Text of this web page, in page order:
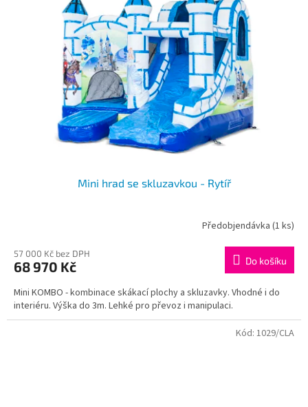
Mini hrad se skluzavkou - Rytíř
Předobjendávka (1 ks)
57 000 Kč bez DPH
68 970 Kč Do košíku
Mini KOMBO - kombinace skákací plochy a skluzavky. Vhodné i do
interiéru. Výška do 3m. Lehké pro převoz i manipulaci.
Kód: 1029/CLA